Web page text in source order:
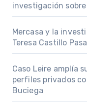
investigación
Mercasa y la
Teresa Castillo
Caso Leire amplía
perfiles privados
Buciega